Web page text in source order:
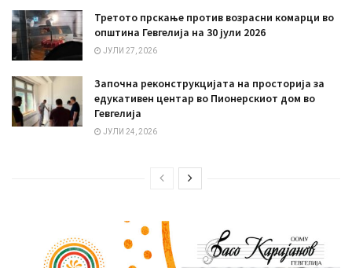
Третото прскање против возрасни комарци во
општина Гевгелија на 30 јули 2026
ЈУЛИ 27, 2026
Започна реконструкцијата на просторија за
едукативен центар во Пионерскиот дом во
Гевгелија
ЈУЛИ 24, 2026